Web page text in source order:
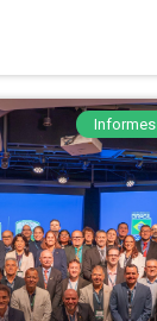
Informes